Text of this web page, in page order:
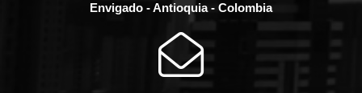
Envigado - Antioquia - Colombia